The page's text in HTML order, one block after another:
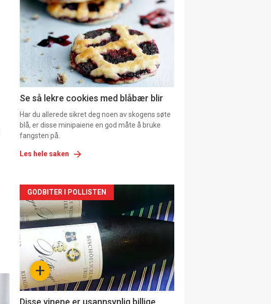
detail
-
section
11
Se så lekre cookies med blåbær blir
Har du allerede sikret deg noen av skogens søte
blå, er disse minipaiene en god måte å bruke
fangsten på.
Les hele saken
Artikler
detail
-
section
11+
GODBITER I POLLISTEN
Disse vinene er usannsynlig billige